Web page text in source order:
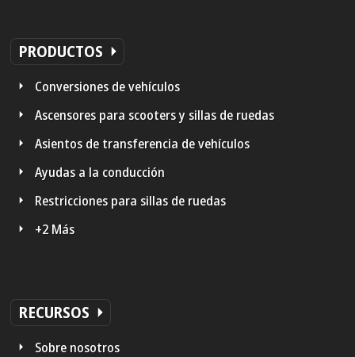
PRODUCTOS
Conversiones de vehículos
Ascensores para scooters y sillas de ruedas
Asientos de transferencia de vehículos
Ayudas a la conducción
Restricciones para sillas de ruedas
+2 Más
RECURSOS
Sobre nosotros